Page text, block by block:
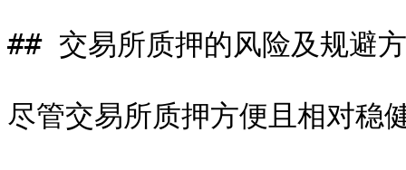
## 交易所质押的风险及规避
尽管交易所质押方便且相对稳